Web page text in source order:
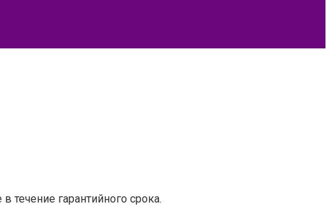
течение гарантийного срока.